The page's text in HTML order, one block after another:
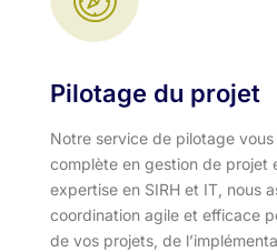
Pilotage du projet
Notre service de pilotage
complète en gestion de projet
expertise en SIRH et IT, nous
coordination agile et efficace
de vos projets, de